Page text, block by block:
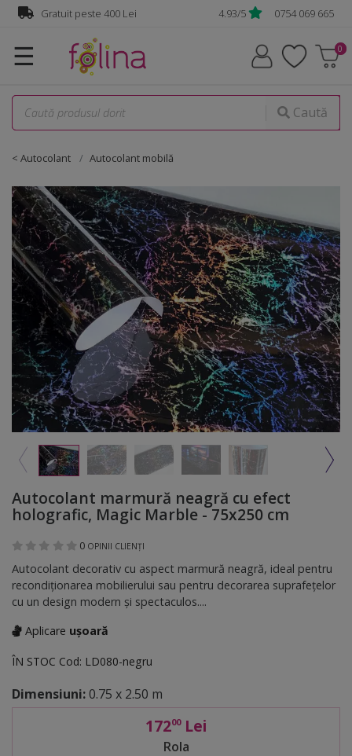
Gratuit peste 400 Lei 4.93/5 0754 069 665
☰
Caută
< Autocolant Autocolant mobilă
Autocolant marmură neagră cu efect
holografic, Magic Marble - 75x250 cm
0 OPINII CLIENȚI
Autocolant decorativ cu aspect marmură neagră, ideal pentru
recondiționarea mobilierului sau pentru decorarea suprafețelor
cu un design modern și spectaculos....
Aplicare ușoară
ÎN STOC Cod: LD080-negru
Dimensiuni:0.75 x 2.50 m
17200Lei
Rola